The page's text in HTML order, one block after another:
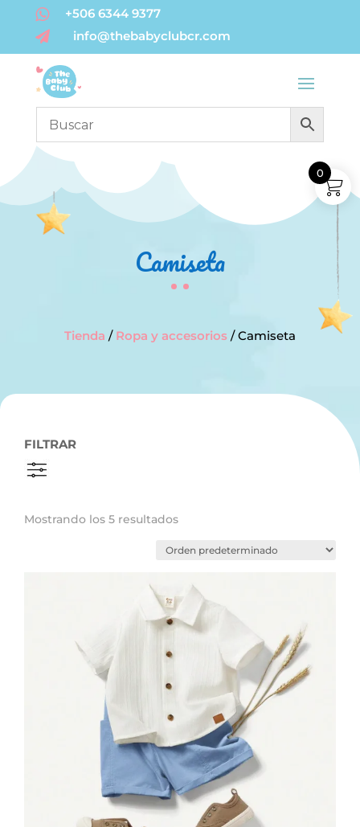
 +506 6344 9377
 info@thebabyclubcr.com
Camiseta
Tienda / Ropa y accesorios/ Camiseta
FILTRAR
Mostrando los 5 resultados
0